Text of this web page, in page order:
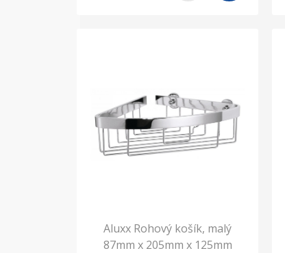
Aluxx Rohový košík, malý
87mm x 205mm x 125mm